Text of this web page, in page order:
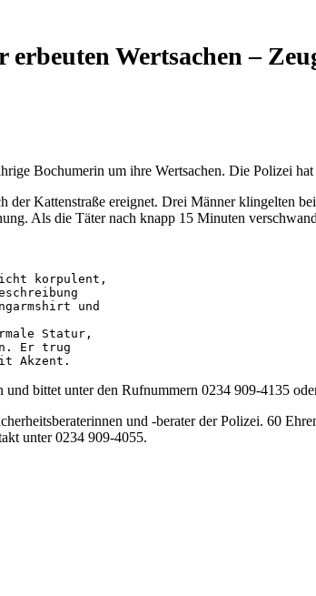
Wertsachen –
Bochumerin um ihre Wertsachen. Die Polizei
Kattenstraße ereignet. Drei Männer klingelten
Als die Täter nach knapp 15 Minuten
korpulent,
und
Statur,
Er trug
Akzent.
bittet unter den Rufnummern 0234 909-4135
und -berater der Polizei. 60
unter 0234 909-4055.